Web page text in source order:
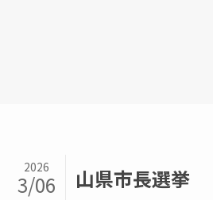
山県市長選挙
2026
3/06